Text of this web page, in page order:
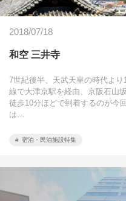
2018/07/18
和空 三井寺
7世紀後半、天武天皇の時代よ
線で大津京駅を経由、京阪石山
徒歩10分ほどで到着するのが今
は…
宿泊・民泊施設特集